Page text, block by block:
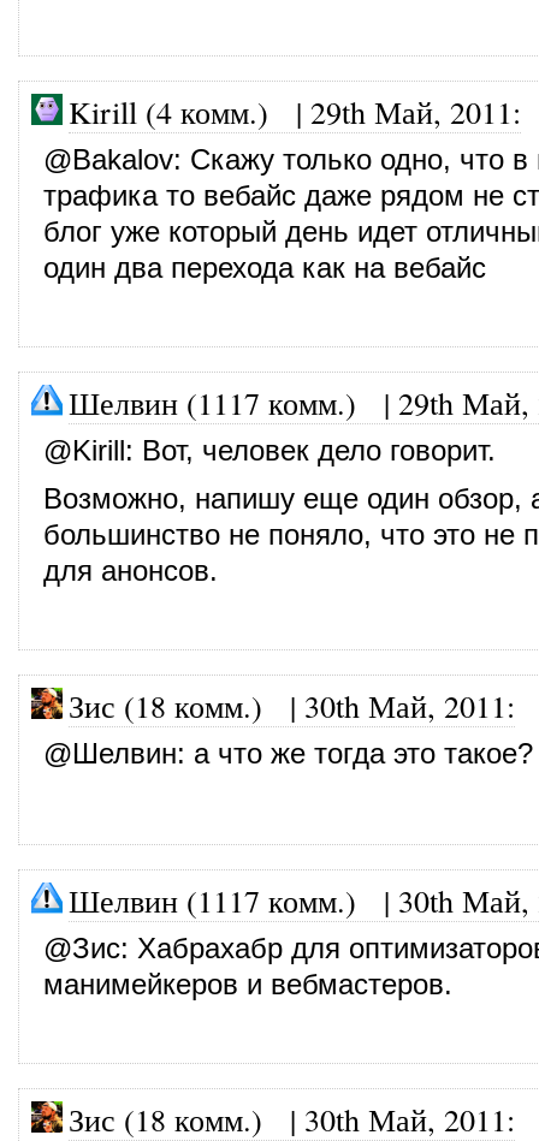
Kirill (4 комм.) | 29th Май, 2011:
@Bakalov: Скажу только одно, что в
трафика то вебайс даже рядом не
блог уже который день идет
один два перехода как на вебайс
Шелвин (1117 комм.) | 29th Май,
@Kirill: Вот, человек дело говорит.
Возможно, напишу еще один обзор,
большинство не поняло, что это не
для анонсов.
Зис (18 комм.) | 30th Май, 2011:
@Шелвин: а что же тогда это
Шелвин (1117 комм.) | 30th Май,
@Зис: Хабрахабр для
манимейкеров и вебмастеров.
Зис (18 комм.) | 30th Май, 2011: